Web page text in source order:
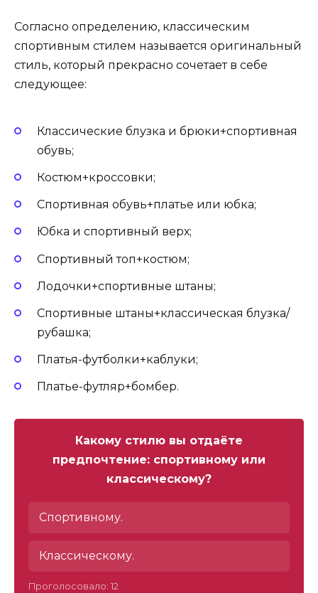
Согласно определению, классическим
спортивным стилем называется оригинальный
стиль, который прекрасно сочетает в себе
следующее:
Классические блузка и брюки+спортивная
обувь;
Костюм+кроссовки;
Спортивная обувь+платье или юбка;
Юбка и спортивный верх;
Спортивный топ+костюм;
Лодочки+спортивные штаны;
Спортивные штаны+классическая блузка/
рубашка;
Платья-футболки+каблуки;
Платье-футляр+бомбер.
Какому стилю вы отдаёте
предпочтение: спортивному или
классическому?
Спортивному.
Классическому.
Проголосовало: 12